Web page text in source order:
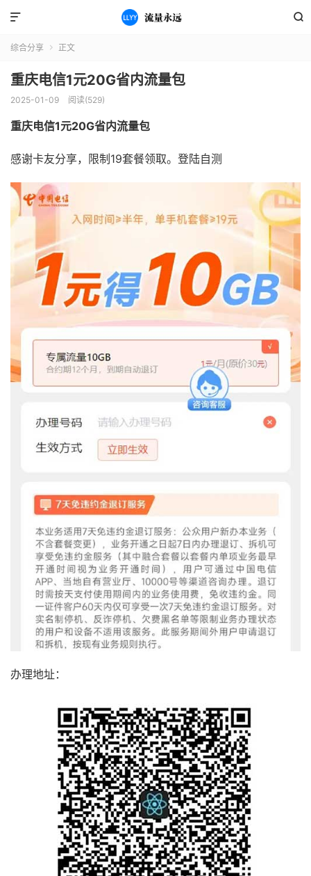


综合分享  正文
重庆电信1元20G省内流量包
2025-01-09 阅读(529)
重庆电信1元20G省内流量包
感谢卡友分享，限制19套餐领取。登陆自测
办理地址：